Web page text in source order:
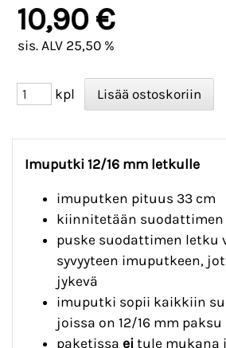
10,90 €
sis. ALV 25,50 %
kpl
Imuputki 12/16 mm letkulle
imuputken pituus 33 cm
kiinnitetään
puske suodattimen letku
syvyyteen imuputkeen,
jykevä
imuputki sopii kaikkiin
joissa on 12/16 mm
paketissa ei tule mukana